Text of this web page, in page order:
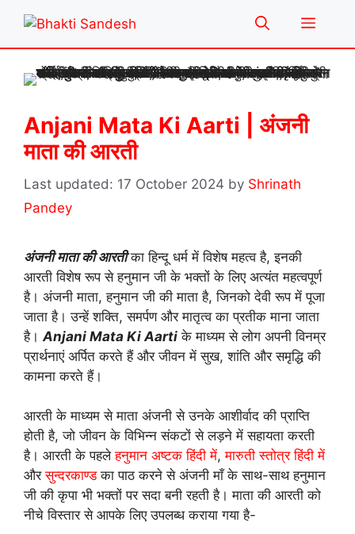
content
Menu
Anjani Mata Ki Aarti | अंजनी
माता की आरती
17 October 2024 by Shrinath
Pandey
अंजनी माता की आरतीका हिन्दू धर्म में विशेष महत्व है, इनकी
आरती विशेष रूप से हनुमान जी के भक्तों के लिए अत्यंत महत्वपूर्ण
है। अंजनी माता, हनुमान जी की माता है, जिनको देवी रूप में पूजा
जाता है। उन्हें शक्ति, समर्पण और मातृत्व का प्रतीक माना जाता
है। Anjani Mata Ki Aarti के माध्यम से लोग अपनी विनम्र
प्रार्थनाएं अर्पित करते हैं और जीवन में सुख, शांति और समृद्धि की
कामना करते हैं।
आरती के माध्यम से माता अंजनी से उनके आशीर्वाद की प्राप्ति
होती है, जो जीवन के विभिन्न संकटों से लड़ने में सहायता करती
है। आरती के पहलेहनुमान अष्टक हिंदी में, मारुती स्तोत्र हिंदी में
औरसुन्दरकाण्डका पाठ करने से अंजनी माँ के साथ-साथ हनुमान
जी की कृपा भी भक्तों पर सदा बनी रहती है। माता की आरती को
नीचे विस्तार से आपके लिए उपलब्ध कराया गया है-